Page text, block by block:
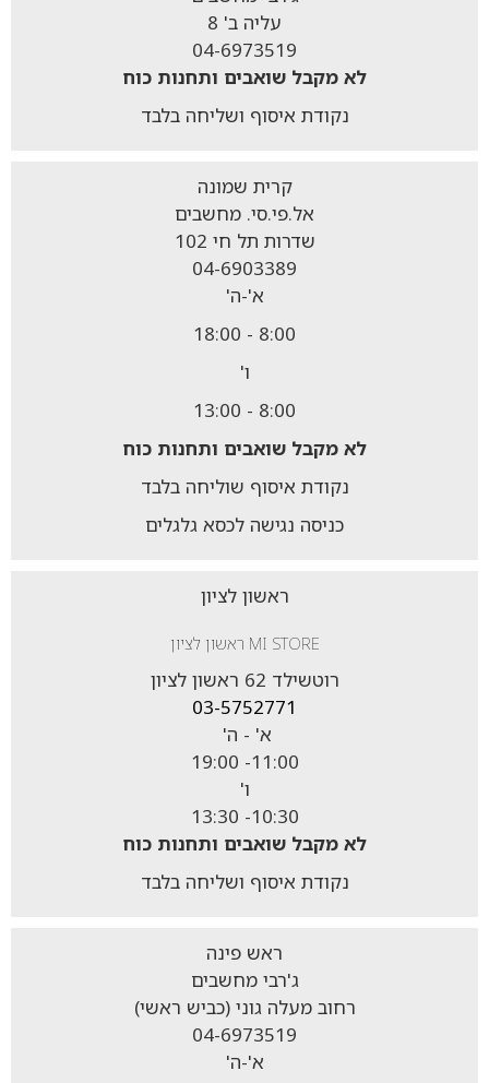
עליה ב' 8
04-6973519
לא מקבל שואבים ותחנות כוח
נקודת איסוף ושליחה בלבד
קרית שמונה
אל.פי.סי. מחשבים
שדרות תל חי 102
04-6903389
א'-ה'
8:00 - 18:00
ו'
8:00 - 13:00
לא מקבל שואבים ותחנות כוח
נקודת איסוף שוליחה בלבד
כניסה נגישה לכסא גלגלים
ראשון לציון
MI STORE ראשון לציון
רוטשילד 62 ראשון לציון
03-5752771
א' - ה'
11:00-
19:00
ו'
10:30-
13:30
לא מקבל שואבים ותחנות כוח
נקודת איסוף ושליחה בלבד
ראש פינה
ג'רבי מחשבים
רחוב מעלה גוני (כביש ראשי)
04-6973519
א'-ה'